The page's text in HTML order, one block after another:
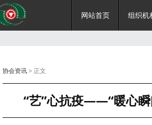
网站首页 组织机
协会资讯> 正文
“艺”心抗疫——“暖心瞬